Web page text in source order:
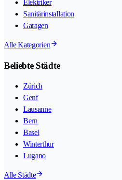
Elektriker
Sanitärinstallation
Garagen
Alle Kategorien
Beliebte Städte
Zürich
Genf
Lausanne
Bern
Basel
Winterthur
Lugano
Alle Städte